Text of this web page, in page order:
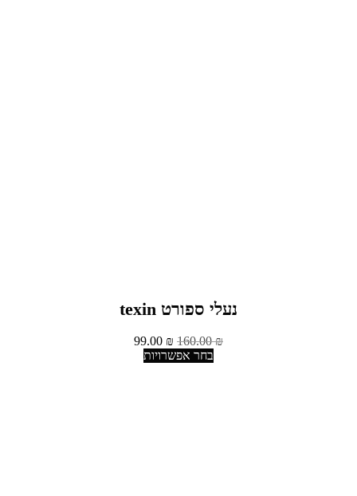
נעלי ספורט texin
160.00₪
99.00 ₪
בחר אפשרויות